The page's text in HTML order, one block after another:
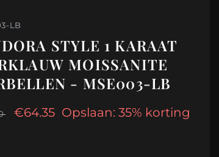
LB
STYLE 1 KARAAT
MOISSANITE
- MSE003-LB
€64.35 Opslaan: 35% korting